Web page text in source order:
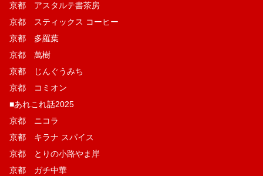
京都 アスタルテ書茶房
京都 スティックス コーヒー
京都 多羅葉
京都 萬樹
京都 じんぐうみち
京都 コミオン
■あれこれ話2025
京都 ニコラ
京都 キラナ スパイス
京都 とりの小路やま岸
京都 ガチ中華